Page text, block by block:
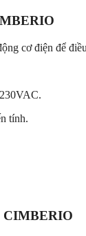
cơ điện để
tính.
CIMBERIO